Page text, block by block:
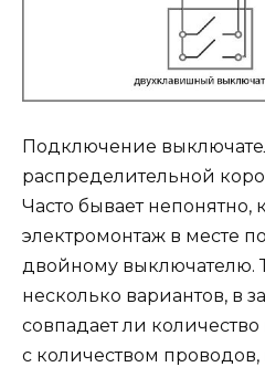
Подключение
распределительной
Часто бывает непонятно,
электромонтаж в месте
двойному выключателю.
несколько вариантов, в
совпадает ли
с количеством